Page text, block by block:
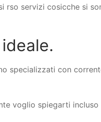
rso servizi cosicche si
specializzati con
voglio spiegarti incluso